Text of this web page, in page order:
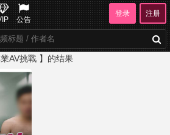
公告
登录 注册
AV挑戰 】的结果